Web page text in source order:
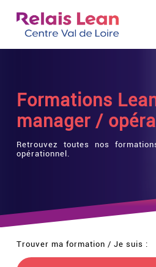
Formations
manager /
Retrouvez toutes nos
opérationnel.
Trouver ma formation / Je suis :